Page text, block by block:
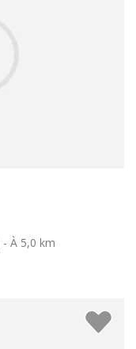
- À 5,0 km